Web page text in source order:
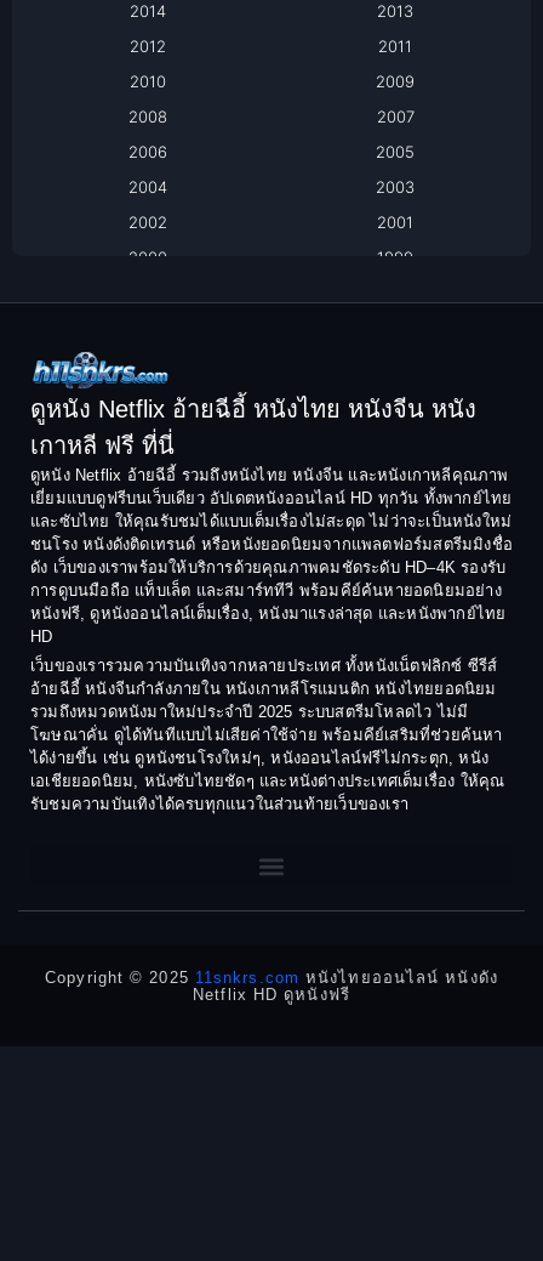
Comedy ตลก
Coming-of-age ชีวิตวัยรุ่น
Crime อาชญากรรม
Crime อาชญากรรม
Culture
Dance เต้น
Dark Comedy ตลกร้าย
DC
Detective
Detective สืบสวน
2014
2013
2012
2011
2010
2009
2008
2007
2006
2005
2004
2003
2002
2001
2000
1999
1994
1992
1991
1990
1988
1987
1986
1985
1984
1983
1982
1981
1980
1978
1974
1973
1972
1971
1970
1969
1968
1964
ดูหนัง Netflix อ้ายฉีอี้ หนังไทย หนังจีน หนัง
เกาหลี ฟรี ที่นี่
ดูหนัง Netflix อ้ายฉีอี้ รวมถึงหนังไทย หนังจีน และหนังเกาหลีคุณภาพ
เยี่ยมแบบดูฟรีบนเว็บเดียว อัปเดตหนังออนไลน์ HD ทุกวัน ทั้งพากย์ไทย
และซับไทย ให้คุณรับชมได้แบบเต็มเรื่องไม่สะดุด ไม่ว่าจะเป็นหนังใหม่
ชนโรง หนังดังติดเทรนด์ หรือหนังยอดนิยมจากแพลตฟอร์มสตรีมมิงชื่อ
ดัง เว็บของเราพร้อมให้บริการด้วยคุณภาพคมชัดระดับ HD–4K รองรับ
การดูบนมือถือ แท็บเล็ต และสมาร์ททีวี พร้อมคีย์ค้นหายอดนิยมอย่าง
หนังฟรี, ดูหนังออนไลน์เต็มเรื่อง, หนังมาแรงล่าสุด และหนังพากย์ไทย
HD
เว็บของเรารวมความบันเทิงจากหลายประเทศ ทั้งหนังเน็ตฟลิกซ์ ซีรีส์
อ้ายฉีอี้ หนังจีนกำลังภายใน หนังเกาหลีโรแมนติก หนังไทยยอดนิยม
รวมถึงหมวดหนังมาใหม่ประจำปี 2025 ระบบสตรีมโหลดไว ไม่มี
โฆษณาคั่น ดูได้ทันทีแบบไม่เสียค่าใช้จ่าย พร้อมคีย์เสริมที่ช่วยค้นหา
ได้ง่ายขึ้น เช่น ดูหนังชนโรงใหม่ๆ, หนังออนไลน์ฟรีไม่กระตุก, หนัง
เอเชียยอดนิยม, หนังซับไทยชัดๆ และหนังต่างประเทศเต็มเรื่อง ให้คุณ
รับชมความบันเทิงได้ครบทุกแนวในส่วนท้ายเว็บของเรา
Copyright © 2025 11snkrs.com หนังไทยออนไลน์ หนังดัง
Netflix HD ดูหนังฟรี